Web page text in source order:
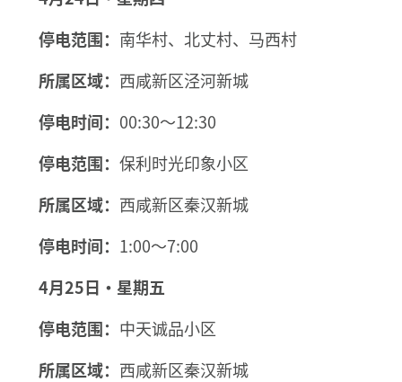
停电范围： 南华村、北丈村、马西村
所属区域： 西咸新区泾河新城
停电时间： 00:30～12:30
停电范围： 保利时光印象小区
所属区域： 西咸新区秦汉新城
停电时间： 1:00～7:00
4月25日·星期五
停电范围： 中天诚品小区
所属区域： 西咸新区秦汉新城